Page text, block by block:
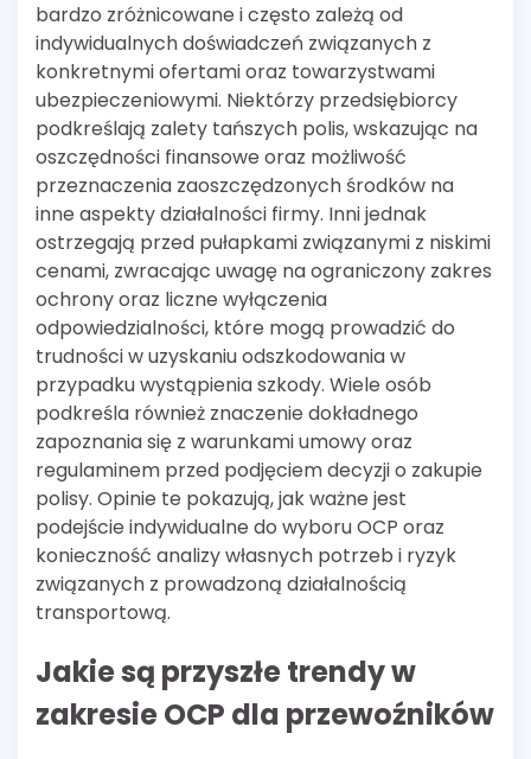
bardzo zróżnicowane i często zależą od
indywidualnych doświadczeń związanych z
konkretnymi ofertami oraz towarzystwami
ubezpieczeniowymi. Niektórzy przedsiębiorcy
podkreślają zalety tańszych polis, wskazując na
oszczędności finansowe oraz możliwość
przeznaczenia zaoszczędzonych środków na
inne aspekty działalności firmy. Inni jednak
ostrzegają przed pułapkami związanymi z niskimi
cenami, zwracając uwagę na ograniczony zakres
ochrony oraz liczne wyłączenia
odpowiedzialności, które mogą prowadzić do
trudności w uzyskaniu odszkodowania w
przypadku wystąpienia szkody. Wiele osób
podkreśla również znaczenie dokładnego
zapoznania się z warunkami umowy oraz
regulaminem przed podjęciem decyzji o zakupie
polisy. Opinie te pokazują, jak ważne jest
podejście indywidualne do wyboru OCP oraz
konieczność analizy własnych potrzeb i ryzyk
związanych z prowadzoną działalnością
transportową.
Jakie są przyszłe trendy w
zakresie OCP dla przewoźników